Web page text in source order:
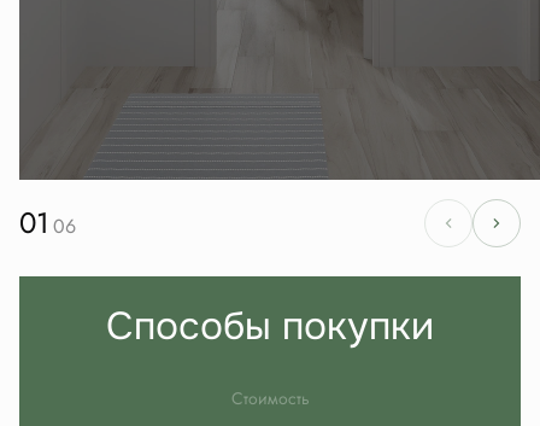
01 06
Способы покупки
Стоимость